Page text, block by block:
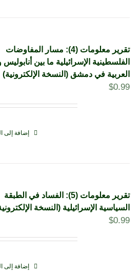
تقرير معلومات (4): مسار المفاوضات
الفلسطينية الإسرائيلية ما بين أنابوليس
العربية في دمشق (النسخة الإلكترونية)
$0.99
إضافة إلى
تقرير معلومات (5): الفساد في الطبقة
السياسية الإسرائيلية (النسخة
$0.99
إضافة إلى